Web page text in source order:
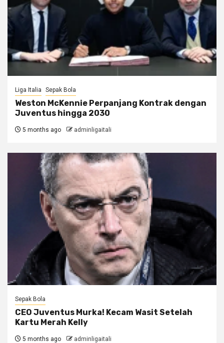
Liga Italia Sepak Bola
Weston McKennie Perpanjang Kontrak dengan
Juventus hingga 2030
5 months ago adminligaitali
Sepak Bola
CEO Juventus Murka! Kecam Wasit Setelah
Kartu Merah Kelly
5 months ago adminligaitali